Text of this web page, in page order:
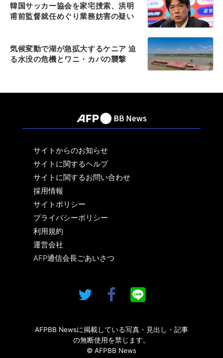
韓国サッカー協会を家宅捜索、洪明
甫前監督就任めぐり業務妨害の疑い
気候変動で湖が急拡大するケニア 迫
る水没の危機とワニ・カバの襲撃
サイトからのお知らせ
サイトに関するヘルプ
サイトに関するお問い合わせ
採用情報
サイトポリシー
プライバシーポリシー
利用規約
運営会社
AFP通信会長ごあいさつ
AFPBB Newsに掲載している写真・見出し・記事
の無断使用を禁じます。
© AFPBB News